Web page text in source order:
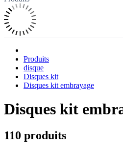
Produits
disque
Disques kit
Disques kit embrayage
Disques kit
110 produits